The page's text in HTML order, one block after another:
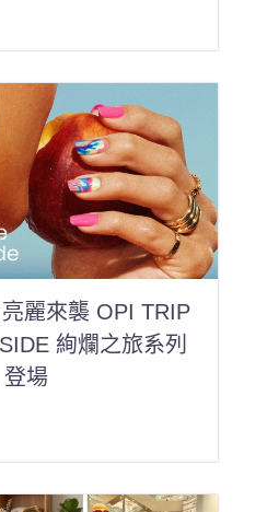
麗來襲 OPI TRIP
絢爛之旅系列
場